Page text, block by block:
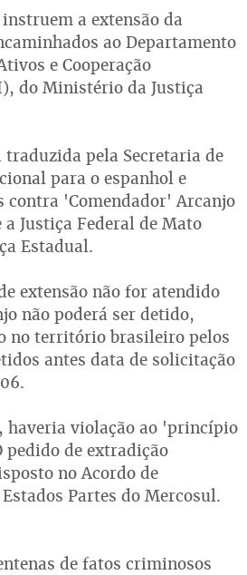
a extensão da
ao Departamento
e Cooperação
do Ministério da Justiça
pela Secretaria de
para o espanhol e
contra 'Comendador' Arcanjo
Justiça Federal de Mato
Estadual.
extensão não for atendido
não poderá ser detido,
no território brasileiro pelos
antes data de solicitação
haveria violação ao 'princípio
pedido de extradição
no Acordo de
Partes do Mercosul.
de fatos criminosos